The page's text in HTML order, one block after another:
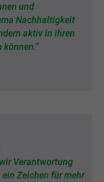
und
Nachhaltigkeit
aktiv in ihren
Verantwortung
Zeichen für mehr